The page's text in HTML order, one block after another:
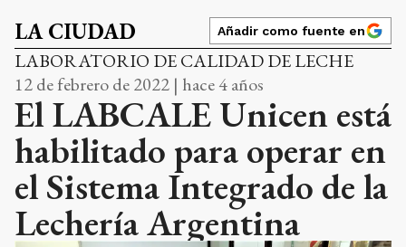
LA CIUDAD Añadir como fuente en
LABORATORIO DE CALIDAD DE LECHE
12 de febrero de 2022 | hace 4 años
El LABCALE Unicen está
habilitado para operar en
el Sistema Integrado de la
Lechería Argentina